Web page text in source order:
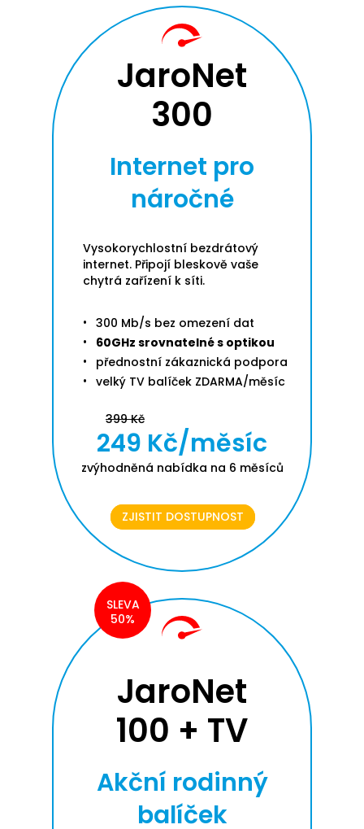
JaroNet
300
Internet pro
náročné
Vysokorychlostní bezdrátový
internet. Připojí bleskově vaše
chytrá zařízení k síti.
300 Mb/s bez omezení dat
60GHz srovnatelné s optikou
přednostní zákaznická podpora
velký TV balíček ZDARMA/měsíc
399 Kč
249 Kč/měsíc
zvýhodněná nabídka na 6 měsíců
ZJISTIT DOSTUPNOST
SLEVA
50%
JaroNet
100 + TV
Akční rodinný
balíček